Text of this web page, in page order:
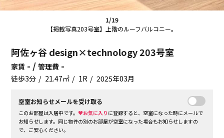
1/19
【掲載写真203号室】上階のルーフバルコニー。
阿佐ヶ谷 design×technology 203号室
家賃 - /管理費 -
徒歩3分 21.47㎡ 1R 2025年03月
空室お知らせメールを受け取る
このお部屋は入居中です。♥お気に入り に登録すると、空室になった時にメールで
お知らせします。同じ物件の別のお部屋が空室になった場合もお知らせしますの
で、ご安心ください。